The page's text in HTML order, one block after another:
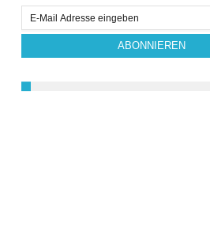
Email
Subscription
ABONNIEREN